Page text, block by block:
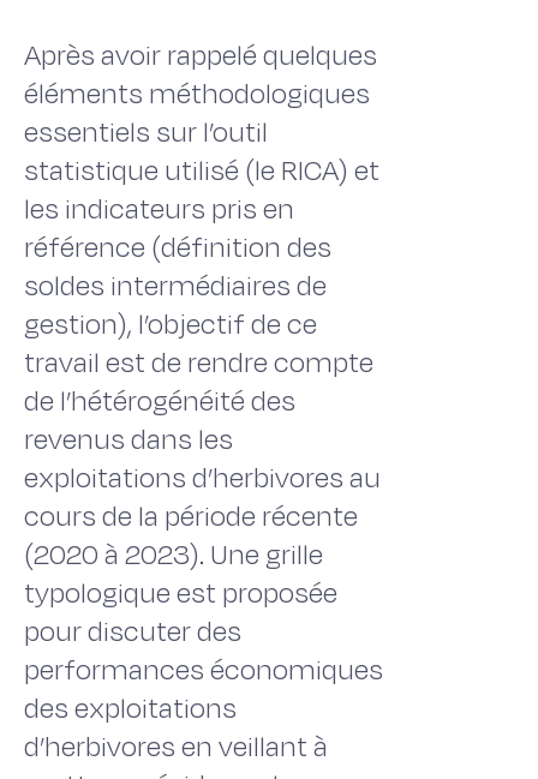
Après avoir rappelé quelques
éléments méthodologiques
essentiels sur l’outil
statistique utilisé (le RICA) et
les indicateurs pris en
référence (définition des
soldes intermédiaires de
gestion), l’objectif de ce
travail est de rendre compte
de l’hétérogénéité des
revenus dans les
exploitations d’herbivores au
cours de la période récente
(2020 à 2023). Une grille
typologique est proposée
pour discuter des
performances économiques
des exploitations
d’herbivores en veillant à